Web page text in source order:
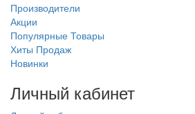
Производители
Акции
Популярные Товары
Хиты Продаж
Новинки
Личный кабинет